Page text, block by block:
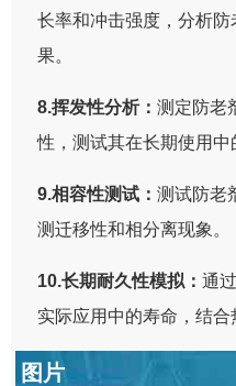
长率和冲击强度，分析
果。
8.挥发性分析：测定防老
性，测试其在长期使用中
9.相容性测试：测试防老
测迁移性和相分离现象。
10.长期耐久性模拟：通
实际应用中的寿命，结合
图片